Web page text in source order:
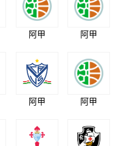
阿甲 阿甲
阿甲 阿甲